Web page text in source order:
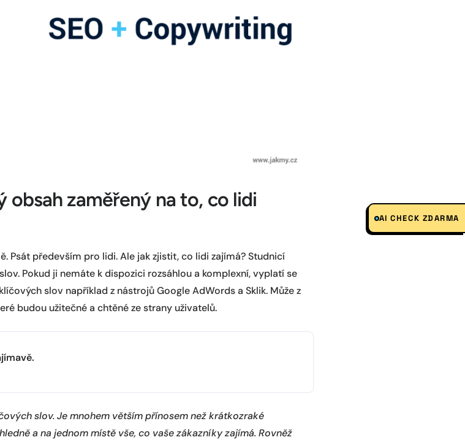
obsah zaměřený na to, co lidi
Psát především pro lidi. Ale jak zjistit, co lidi zajímá? Studnicí
Pokud ji nemáte k dispozici rozsáhlou a komplexní, vyplatí se
slov například z nástrojů Google AdWords a Sklik. Může z
budou užitečné a chtěné ze strany uživatelů.
slov. Je mnohem větším přínosem než krátkozraké
a na jednom místě vše, co vaše zákazníky zajímá. Rovněž
AI CHECK ZDARMA